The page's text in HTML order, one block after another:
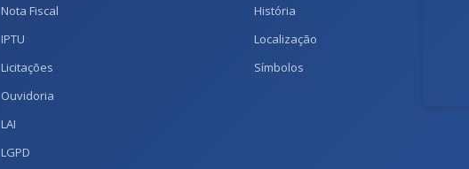
Nota Fiscal
IPTU
Licitações
Ouvidoria
LAI
LGPD
História
Localização
Símbolos